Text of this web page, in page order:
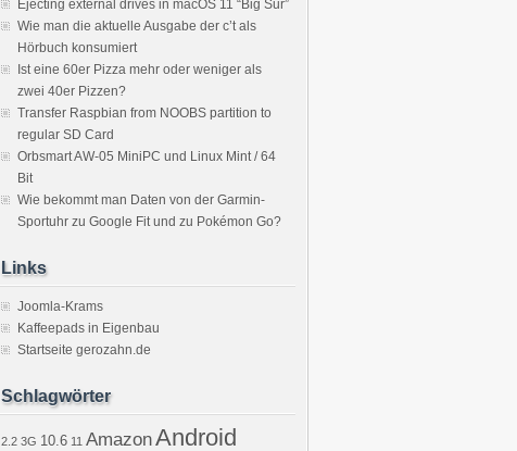
Ejecting external drives in macOS 11 “Big Sur”
Wie man die aktuelle Ausgabe der c’t als
Hörbuch konsumiert
Ist eine 60er Pizza mehr oder weniger als
zwei 40er Pizzen?
Transfer Raspbian from NOOBS partition to
regular SD Card
Orbsmart AW-05 MiniPC und Linux Mint / 64
Bit
Wie bekommt man Daten von der Garmin-
Sportuhr zu Google Fit und zu Pokémon Go?
Links
Joomla-Krams
Kaffeepads in Eigenbau
Startseite gerozahn.de
Schlagwörter
2.2 3G 10.6 11 AmazonAndroid